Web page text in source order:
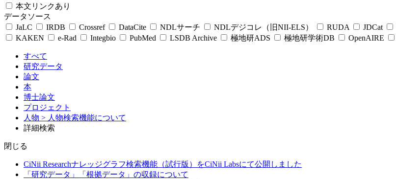
本文リンクあり
データソース
JaLC
IRDB Crossref DataCite NDLサーチ NDLデジコレ（旧NII-ELS） RUDA JDCat
KAKEN
e-Rad Integbio PubMed LSDB Archive 極地研ADS 極地研学術DB OpenAIRE
すべて
研究データ
論文
本
博士論文
プロジェクト
人物 > 人物検索機能について
詳細検索
閉じる
CiNii Researchナレッジグラフ検索機能（試行版）をCiNii Labsにて公開しました
「研究データ」「根拠データ」の収録について